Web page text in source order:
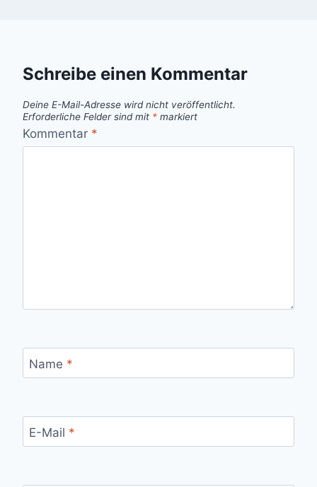
Schreibe einen Kommentar
Deine E-Mail-Adresse wird nicht veröffentlicht.
Erforderliche Felder sind mit * markiert
Kommentar *
Name *
E-Mail *